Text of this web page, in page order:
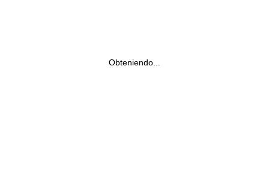
Obteniendo...